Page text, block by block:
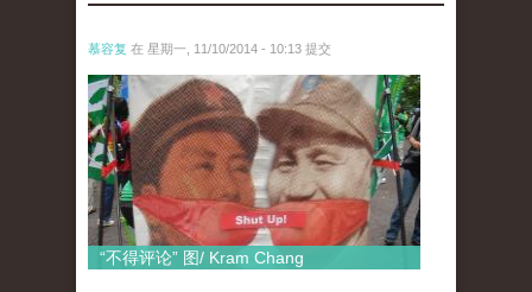
慕容复 在 星期一, 11/10/2014 - 10:13 提交
1388095637_b63523c851_z.jpg
“不得评论” 图/ Kram Chang